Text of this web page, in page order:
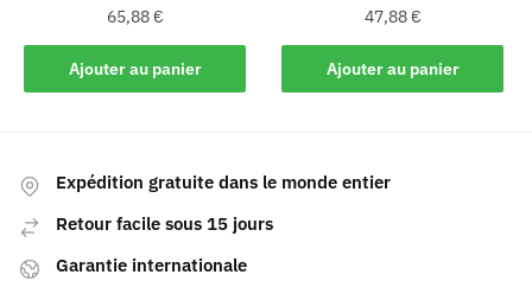
65,88€
Ajouter au panier
47,88€
Ajouter au panier
Expédition gratuite dans le monde entier
Retour facile sous 15 jours
Garantie internationale